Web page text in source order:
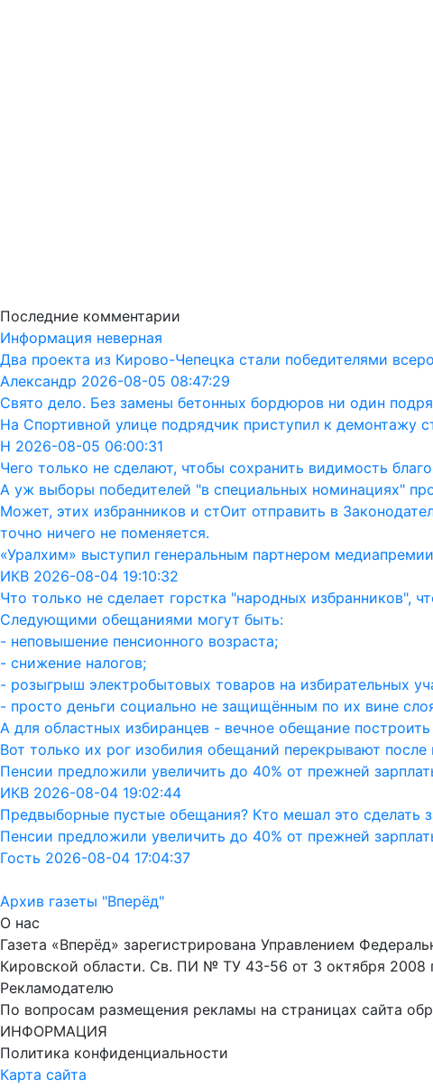
Последние комментарии
Информация неверная
Два проекта из Кирово-Чепецка стали победителями
Александр 2026-08-05 08:47:29
Свято дело. Без замены бетонных бордюров ни один
На Спортивной улице подрядчик приступил к демонтажу
Н 2026-08-05 06:00:31
Чего только не сделают, чтобы сохранить видимость
А уж выборы победителей "в специальных номинациях"
Может, этих избранников и стОит отправить в
точно ничего не поменяется.
«Уралхим» выступил генеральным партнером
ИКВ 2026-08-04 19:10:32
Что только не сделает горстка "народных избранников",
Следующими обещаниями могут быть:
- неповышение пенсионного возраста;
- снижение налогов;
- розыгрыш электробытовых товаров на избирательных
- просто деньги социально не защищённым по их вине
А для областных избиранцев - вечное обещание
Вот только их рог изобилия обещаний перекрывают
Пенсии предложили увеличить до 40% от прежней
ИКВ 2026-08-04 19:02:44
Предвыборные пустые обещания? Кто мешал это сделать
Пенсии предложили увеличить до 40% от прежней
Гость 2026-08-04 17:04:37
Архив газеты "Вперёд"
О нас
Газета «Вперёд» зарегистрирована Управлением
Кировской области. Св. ПИ № ТУ 43-56 от 3 октября 2008
Рекламодателю
По вопросам размещения рекламы на страницах сайта
ИНФОРМАЦИЯ
Политика конфиденциальности
Карта сайта